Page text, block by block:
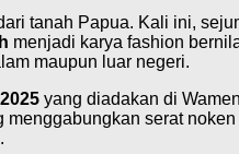
tanah Papua. Kali ini,
menjadi karya fashion
maupun luar negeri.
yang diadakan di
serat